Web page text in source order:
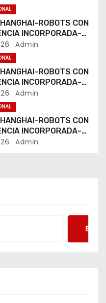
ROBOTS CON
INCORPORADA-
Admin
ROBOTS CON
INCORPORADA-
Admin
ROBOTS CON
INCORPORADA-
Admin